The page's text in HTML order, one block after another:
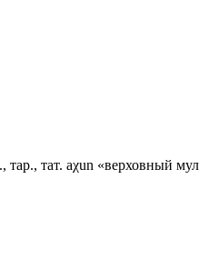
тар., тат. aχun «верховный